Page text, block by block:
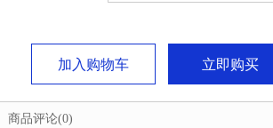
加入购物车 立即购买
商品评论(0)